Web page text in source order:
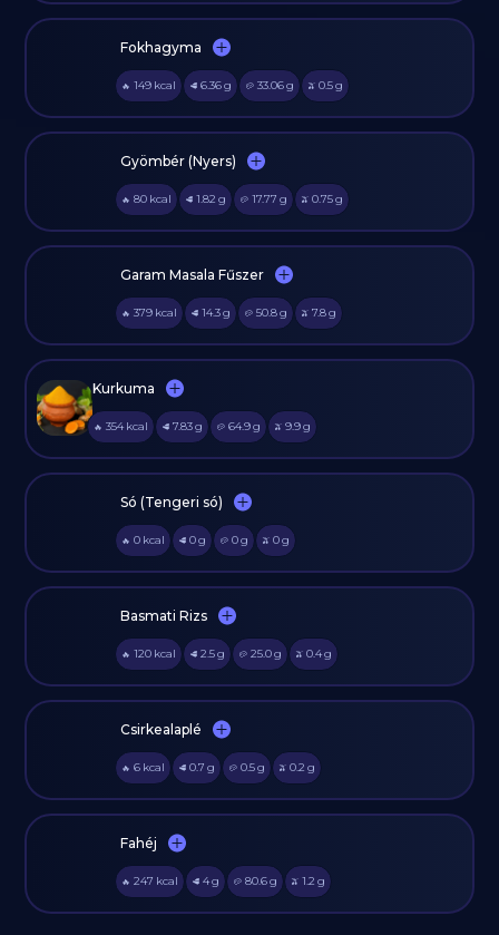
Fokhagyma
🔥 149 kcal 🥩 6.36g 🥔 33.06g 🫒 0.5g
Gyömbér (Nyers)
🔥 80 kcal 🥩 1.82 g 🥔 17.77 g 🫒 0.75g
Garam Masala Fűszer
🔥 379 kcal 🥩 14.3g 🥔 50.8g 🫒 7.8g
Kurkuma
🔥 354 kcal 🥩 7.83g 🥔 64.9g 🫒 9.9g
Só (Tengeri só)
🔥 0 kcal 🥩 0g 🥔 0g 🫒 0g
Basmati Rizs
🔥 120 kcal 🥩 2.5g 🥔 25.0g 🫒 0.4g
Csirkealaplé
🔥 6 kcal 🥩 0.7 g 🥔 0.5g 🫒 0.2 g
Fahéj
🔥 247 kcal 🥩 4g 🥔 80.6g 🫒 1.2 g